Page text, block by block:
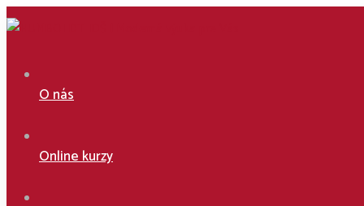
O nás
Online kurzy